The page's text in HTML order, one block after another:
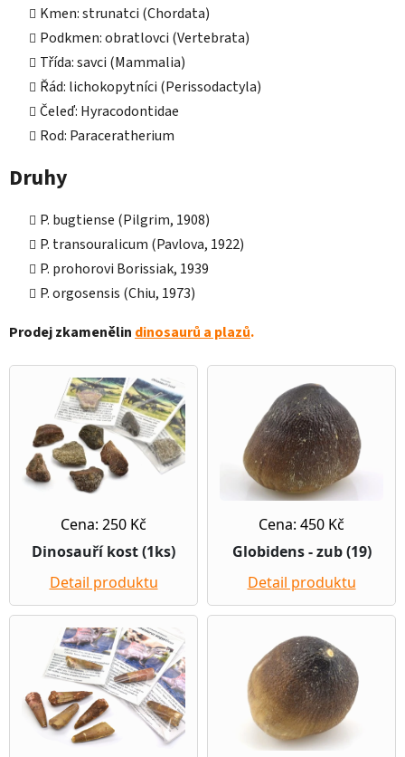
Kmen: strunatci (Chordata)
Podkmen: obratlovci (Vertebrata)
Třída: savci (Mammalia)
Řád: lichokopytníci (Perissodactyla)
Čeleď: Hyracodontidae
Rod: Paraceratherium
Druhy
P. bugtiense (Pilgrim, 1908)
P. transouralicum (Pavlova, 1922)
P. prohorovi Borissiak, 1939
P. orgosensis (Chiu, 1973)
Prodej zkamenělin dinosaurů a plazů.